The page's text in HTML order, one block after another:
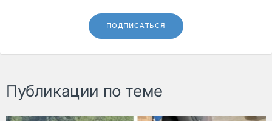
ПОДПИСАТЬСЯ
Публикации по теме